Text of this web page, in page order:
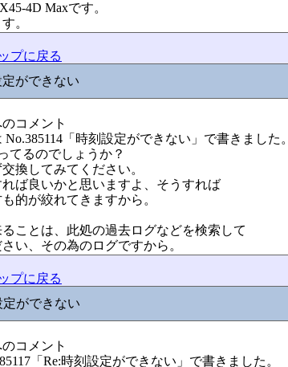
4D Maxです。
。
プに戻る
定ができない
コメント
「時刻設定ができない」で書きました。
てるのでしょうか？
換してみてください。
ば良いかと思いますよ、そうすれば
的が絞れてきますから。
ことは、此処の過去ログなどを検索して
い、その為のログですから。
プに戻る
定ができない
コメント
「Re:時刻設定ができない」で書きました。